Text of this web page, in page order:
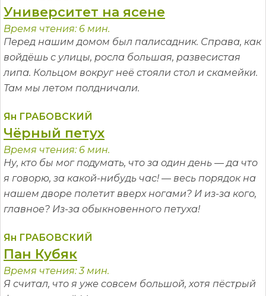
Университет на ясене
Время чтения: 6 мин.
Перед нашим домом был палисадник. Справа, как
войдёшь с улицы, росла большая, развесистая
липа. Кольцом вокруг неё стояли стол и скамейки.
Там мы летом полдничали.
Ян ГРАБОВСКИЙ
Чёрный петух
Время чтения: 6 мин.
Ну, кто бы мог подумать, что за один день — да что
я говорю, за какой-нибудь час! — весь порядок на
нашем дворе полетит вверх ногами? И из-за кого,
главное? Из-за обыкновенного петуха!
Ян ГРАБОВСКИЙ
Пан Кубяк
Время чтения: 3 мин.
Я считал, что я уже совсем большой, хотя пёстрый